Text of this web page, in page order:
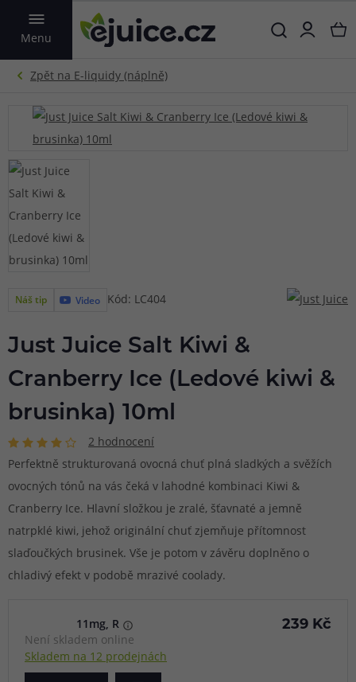
Menu
VYHLEDAT
Náš tip Video Kód: LC404
Just Juice Salt Kiwi &
Cranberry Ice (Ledové kiwi &
brusinka) 10ml
2 hodnocení
Perfektně strukturovaná ovocná chuť plná sladkých a svěžích
ovocných tónů na vás čeká v lahodné kombinaci Kiwi &
Cranberry Ice. Hlavní složkou je zralé, šťavnaté a jemně
natrpklé kiwi, jehož originální chuť zjemňuje přítomnost
slaďoučkých brusinek. Vše je potom v závěru doplněno o
chladivý efekt v podobě mrazivé coolady.
11mg, R
Není skladem online
Skladem na 12 prodejnách
239 Kč